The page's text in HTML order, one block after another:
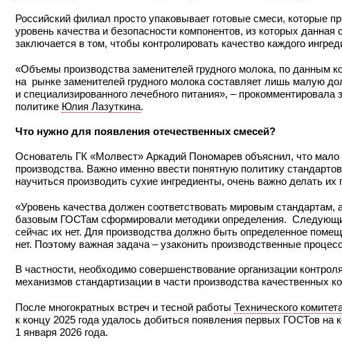
Российский филиал просто упаковывает готовые смеси, которые
уровень качества и безопасности компонентов, из которых
заключается в том, чтобы контролировать качество каждого
«Объемы производства заменителей грудного молока, по данным
на рынке заменителей грудного молока составляет лишь малую
и специализированного лечебного питания», – прокомментировала
политике Юлия Лазуткина.
Что нужно для появления отечественных смесей?
Основатель ГК «Молвест» Аркадий Пономарев объяснил, что мало
производства. Важно именно ввести понятную политику
научиться производить сухие ингредиенты, очень важно делать
«Уровень качества должен соответствовать мировым
базовым ГОСТам сформировали методики определения.
сейчас их нет. Для производства должно быть определенное
нет. Поэтому важная задача – узаконить производственные
В частности, необходимо совершенствование организации
механизмов стандартизации в части производства качественных
После многократных встреч и тесной работы Технического
к концу 2025 года удалось добиться появления первых ГОСТов
1 января 2026 года.